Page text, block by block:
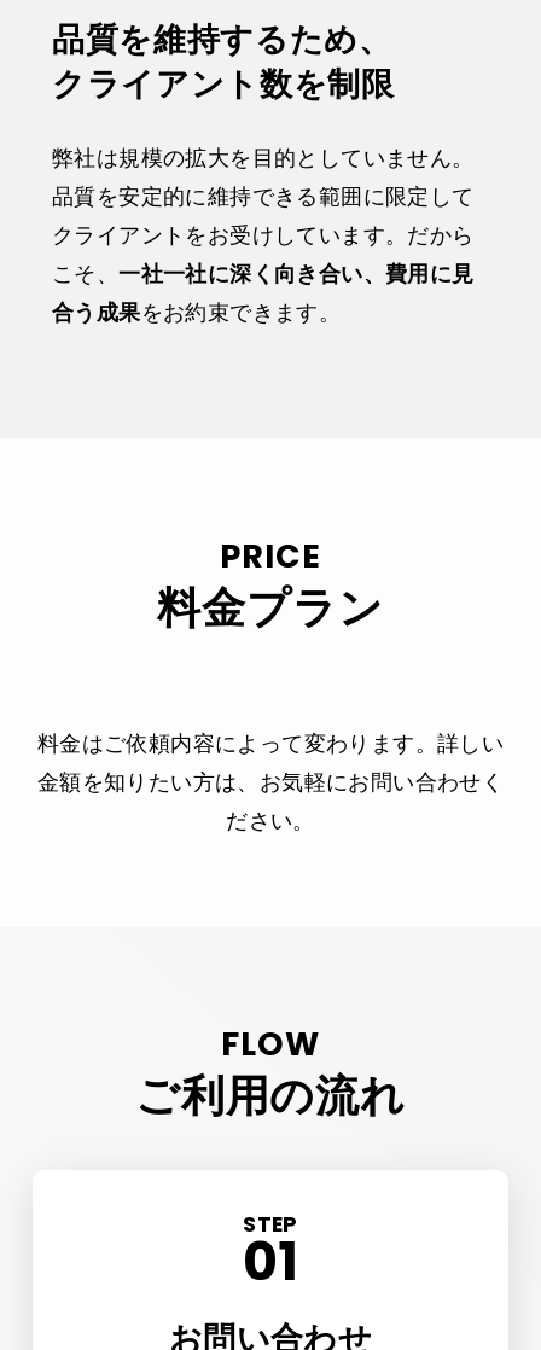
品質を維持するため、
クライアント数を制限
弊社は規模の拡大を目的としていません。
品質を安定的に維持できる範囲に限定して
クライアントをお受けしています。だから
こそ、一社一社に深く向き合い、費用に見
合う成果をお約束できます。
PRICE
料金プラン
料金はご依頼内容によって変わります。詳しい
金額を知りたい方は、お気軽にお問い合わせく
ださい。
FLOW
ご利用の流れ
STEP
お問い合わせ